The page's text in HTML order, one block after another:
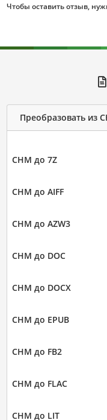
Чтобы оставить отзыв,
Преобразовать из
CHM до 7Z
CHM до AIFF
CHM до AZW3
CHM до DOC
CHM до DOCX
CHM до EPUB
CHM до FB2
CHM до FLAC
CHM до LIT